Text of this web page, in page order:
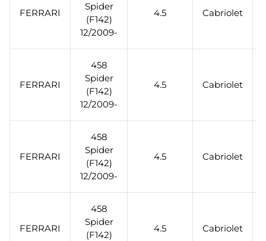
FERRARI
Spider
(F142)
12/2009-
4.5 Cabriolet
FERRARI
458
Spider
(F142)
12/2009-
4.5 Cabriolet
FERRARI
458
Spider
(F142)
12/2009-
4.5 Cabriolet
FERRARI
458
Spider
(F142)
4.5 Cabriolet